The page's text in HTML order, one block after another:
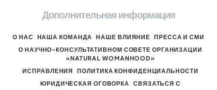
Дополнительная информация
О НАС НАША КОМАНДА НАШЕ ВЛИЯНИЕ
ПРЕССА И СМИ
О НАУЧНО-КОНСУЛЬТАТИВНОМ СОВЕТЕ ОРГАНИЗАЦИИ
«NATURAL WOMANHOOD»
ИСПРАВЛЕНИЯ
ПОЛИТИКА КОНФИДЕНЦИАЛЬНОСТИ
ЮРИДИЧЕСКАЯ ОГОВОРКА
СВЯЗАТЬСЯ С